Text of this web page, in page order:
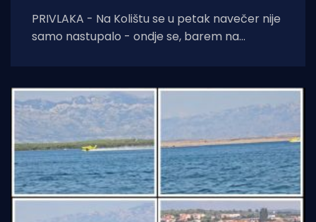
PRIVLAKA - Na Kolištu se u petak navečer nije
samo nastupalo - ondje se, barem na